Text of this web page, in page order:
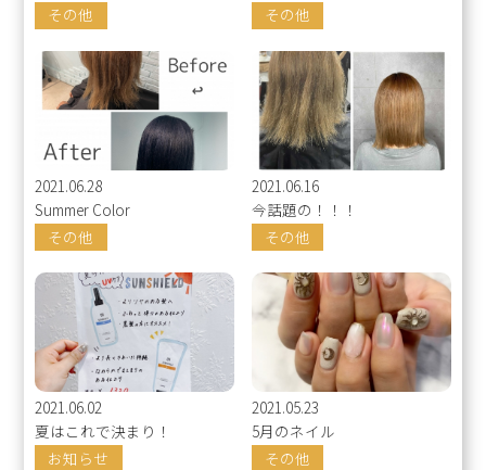
その他
その他
2021.06.28
Summer Color
その他
2021.06.16
今話題の！！！
その他
2021.06.02
夏はこれで決まり！
お知らせ
2021.05.23
5月のネイル
その他